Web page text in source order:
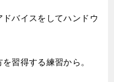
バイスをしてハンドウ
習得する練習から。